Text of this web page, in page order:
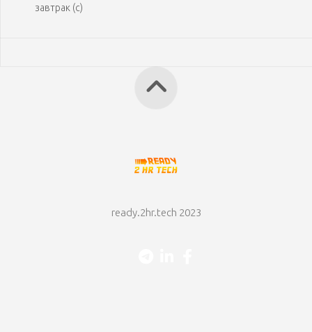
завтрак (с)
ready.2hr.tech 2023